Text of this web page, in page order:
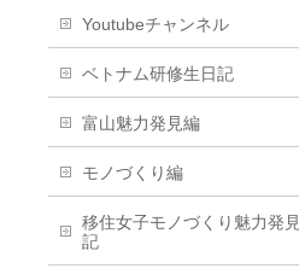
Youtubeチャンネル
ベトナム研修生日記
富山魅力発見編
モノづくり編
移住女子モノづくり魅力発見
記